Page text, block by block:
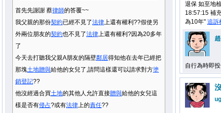
首先先謝謝 蔡律師的答覆~~
我父親的那份契約已經不見了法律上還有權利??假使另
外兩位朋友的契約也不見了法律上還有權利?因為20多年
了
今天去打聽我父親A朋友的隔壁鄰居得知他在去年已經把
那塊土地贈與給他的女兒了,請問這樣還可以請求對方塗
銷登記??
他沒經過合買土地的其他人允許直接贈與給他的女兒這
樣是否有侵占?或有法律上的責任??
退保 如至地
18:57:15 補
為10年" 追訴
自行為時即